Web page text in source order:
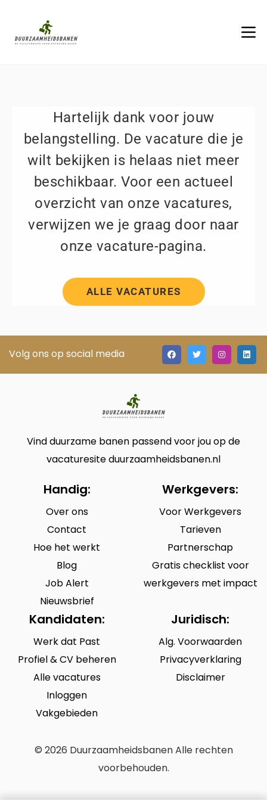
Hartelijk dank voor jouw
belangstelling. De vacature die je
wilt bekijken is helaas niet meer
beschikbaar. Voor een actueel
overzicht van onze vacatures,
verwijzen we je graag door naar
onze vacature-pagina.
ALLE VACATURES
Volg ons op social media
Vind duurzame banen passend voor jou op de
vacaturesite duurzaamheidsbanen.nl
Handig:
Over ons
Contact
Hoe het werkt
Blog
Job Alert
Nieuwsbrief
Werkgevers:
Voor Werkgevers
Tarieven
Partnerschap
Gratis checklist voor
werkgevers met impact
Kandidaten:
Werk dat Past
Profiel & CV beheren
Alle vacatures
Inloggen
Vakgebieden
Juridisch:
Alg. Voorwaarden
Privacyverklaring
Disclaimer
© 2026 Duurzaamheidsbanen Alle rechten
voorbehouden.